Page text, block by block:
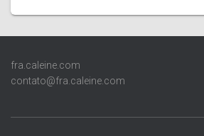
fra.caleine.com
contato@fra.caleine.com